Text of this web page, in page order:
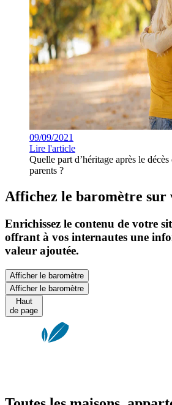
09/09/2021
Lire l'article
Quelle part d’héritage après le décès
parents ?
Affichez le baromètre sur
Enrichissez le contenu de votre
offrant à vos internautes une
valeur ajoutée.
Afficher le baromètre
Afficher le baromètre
Haut
de page